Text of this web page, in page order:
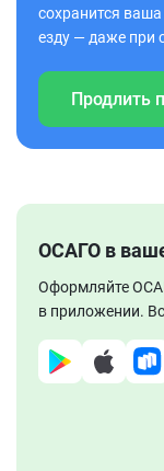
сохранится
езду — даже при
Продлить
ОСАГО в
Оформляйте
в приложении.